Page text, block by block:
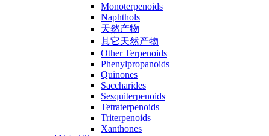
Monoterpenoids
Naphthols
天然产物
其它天然产物
Other Terpenoids
Phenylpropanoids
Quinones
Saccharides
Sesquiterpenoids
Tetraterpenoids
Triterpenoids
Xanthones